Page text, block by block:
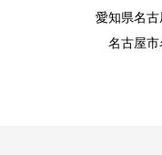
愛知県名
名古屋